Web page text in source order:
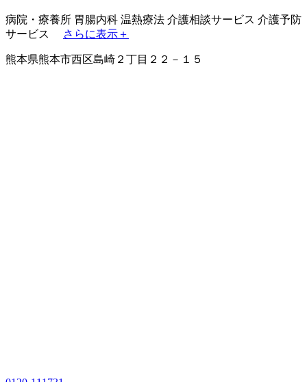
病院・療養所 胃腸内科 温熱療法 介護相談サービス 介護予防
サービス
さらに表示＋
熊本県熊本市西区島崎２丁目２２－１５